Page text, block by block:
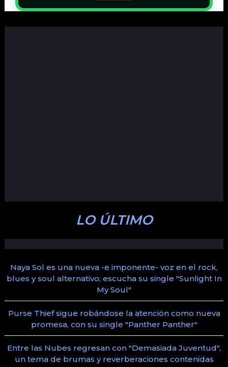
LO ÚLTIMO
Naya Sol es una nueva -e imponente- voz en el rock,
blues y soul alternativo; escucha su single "Sunlight In
My Soul"
Purse Thief sigue robándose la atención como nueva
promesa, con su single "Panther Panther"
Entre las Nubes regresan con "Demasiada Juventud",
un tema de brumas y reverberaciones contenidas